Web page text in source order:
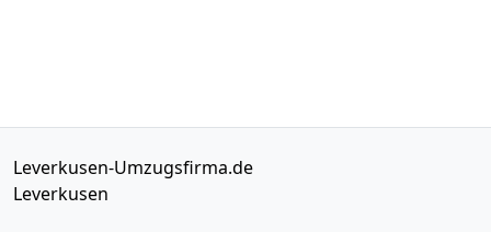
Leverkusen-Umzugsfirma.de
Leverkusen